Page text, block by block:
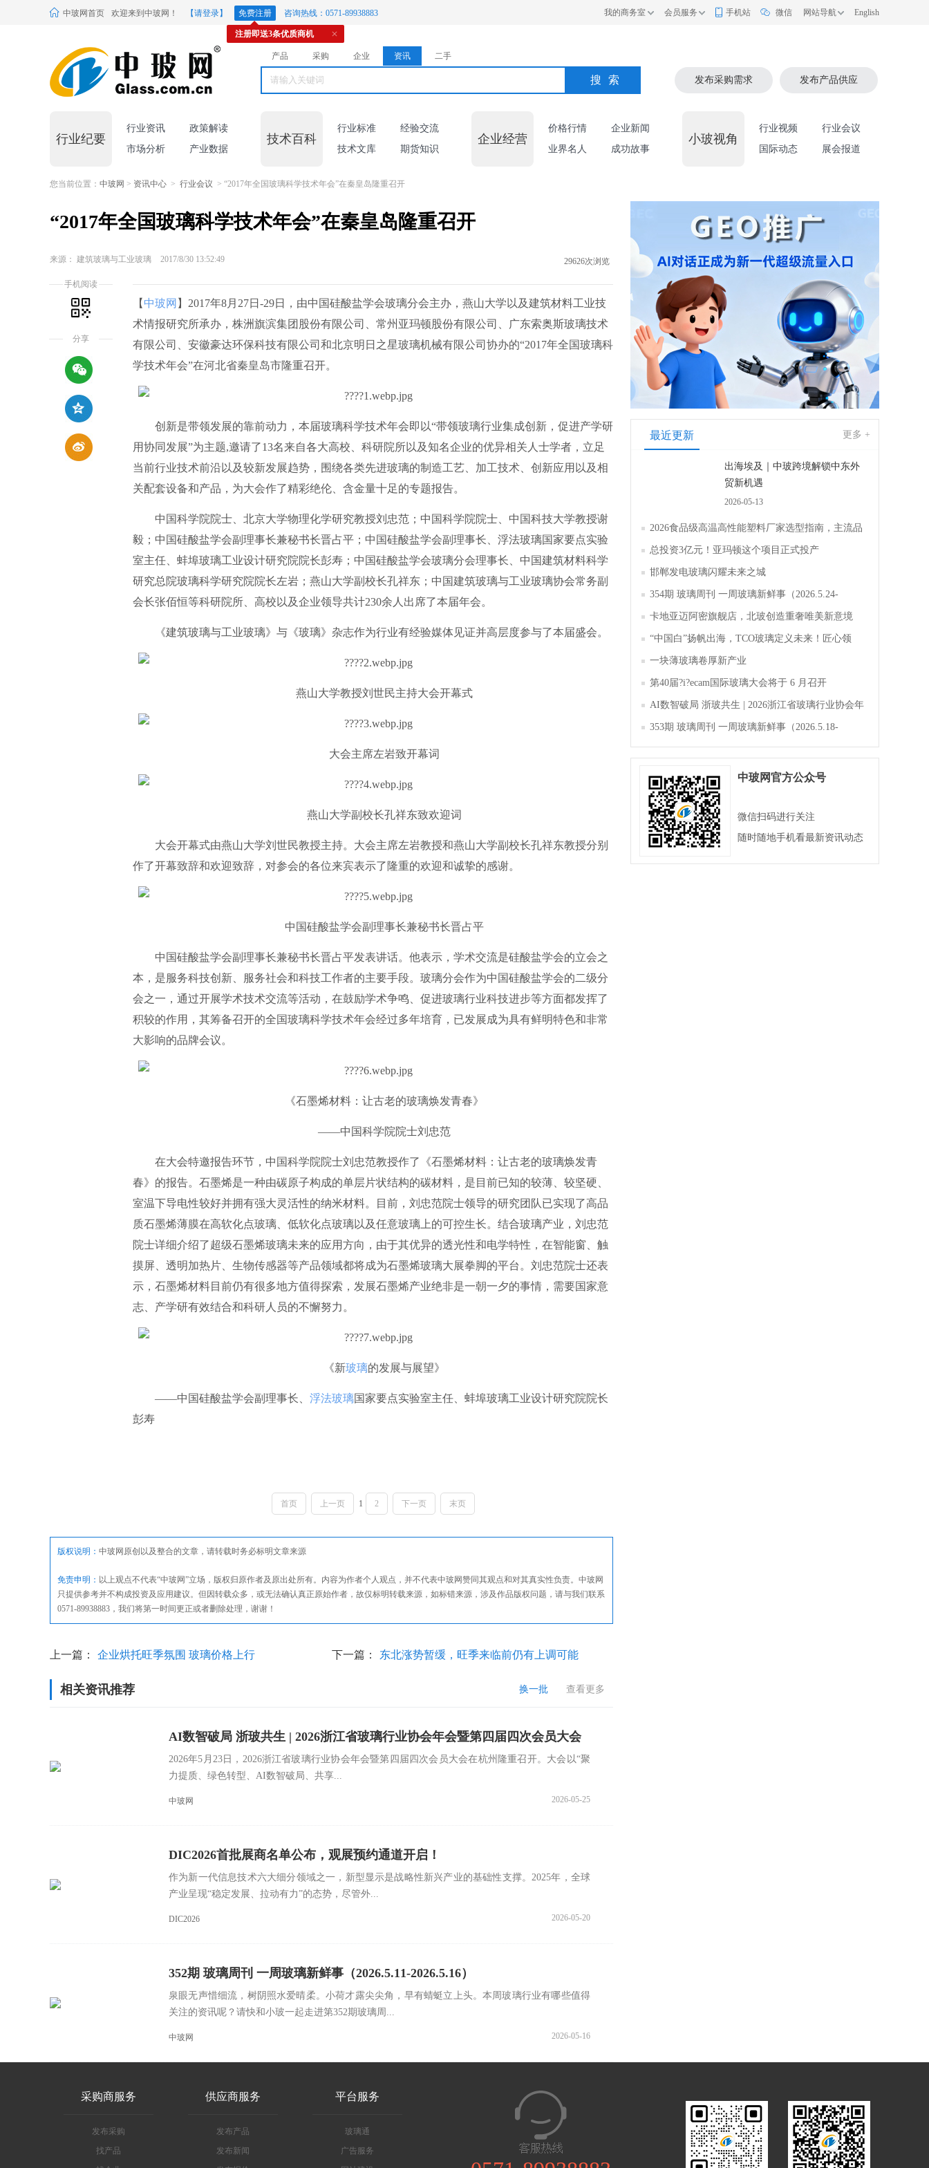
中玻网首页 欢迎来到中玻网！ 【请登录】 免费注册 咨询热线：0571-89938883
注册即送3条优质商机
我的商务室 会员服务 手机站 微信 网站导航 English
产品 采购 企业 资讯 二手
搜索 发布采购需求 发布产品供应
行业纪要
行业资讯
政策解读
市场分析
产业数据
技术百科
行业标准
经验交流
技术文库
期货知识
企业经营
价格行情
企业新闻
业界名人
成功故事
小玻视角
行业视频
行业会议
国际动态
展会报道
您当前位置： 中玻网 > 资讯中心 > 行业会议 > “2017年全国玻璃科学技术年会”在秦皇岛隆重召开
最近更新 更多 +
出海埃及｜中玻跨境解锁中东外
贸新机遇
2026-05-13
2026食品级高温高性能塑料厂家选型指南，主流品
牌全面解析评测
总投资3亿元！亚玛顿这个项目正式投产
邯郸发电玻璃闪耀未来之城
354期 玻璃周刊 一周玻璃新鲜事（2026.5.24-
2026.5.30）
卡地亚迈阿密旗舰店，北玻创造重奢唯美新意境
“中国白”扬帆出海，TCO玻璃定义未来！匠心领
航，淄博新材料产业聚势成峰
一块薄玻璃卷厚新产业
第40届?i?ecam国际玻璃大会将于 6 月召开
AI数智破局 浙玻共生 | 2026浙江省玻璃行业协会年
会暨第四届四次会员大会成功举办
353期 玻璃周刊 一周玻璃新鲜事（2026.5.18-
2026.5.23）
中玻网官方公众号
微信扫码进行关注
随时随地手机看最新资讯动态
手机阅读
分享
“2017年全国玻璃科学技术年会”在秦皇岛隆重召开
来源： 建筑玻璃与工业玻璃 2017/8/30 13:52:49 29626次浏览
【 中玻网 】2017年8月27日-29日，由中国硅酸盐学会玻璃分会主办，燕山大学以及建筑材料工业技
术情报研究所承办，株洲旗滨集团股份有限公司、常州亚玛顿股份有限公司、广东索奥斯玻璃技术
有限公司、安徽豪达环保科技有限公司和北京明日之星玻璃机械有限公司协办的“2017年全国玻璃科
学技术年会”在河北省秦皇岛市隆重召开。
创新是带领发展的靠前动力，本届玻璃科学技术年会即以“带领玻璃行业集成创新，促进产学研
用协同发展”为主题,邀请了13名来自各大高校、科研院所以及知名企业的优异相关人士学者，立足
当前行业技术前沿以及较新发展趋势，围绕各类先进玻璃的制造工艺、加工技术、创新应用以及相
关配套设备和产品，为大会作了精彩绝伦、含金量十足的专题报告。
中国科学院院士、北京大学物理化学研究教授刘忠范；中国科学院院士、中国科技大学教授谢
毅；中国硅酸盐学会副理事长兼秘书长晋占平；中国硅酸盐学会副理事长、浮法玻璃国家要点实验
室主任、蚌埠玻璃工业设计研究院院长彭寿；中国硅酸盐学会玻璃分会理事长、中国建筑材料科学
研究总院玻璃科学研究院院长左岩；燕山大学副校长孔祥东；中国建筑玻璃与工业玻璃协会常务副
会长张佰恒等科研院所、高校以及企业领导共计230余人出席了本届年会。
《建筑玻璃与工业玻璃》与《玻璃》杂志作为行业有经验媒体见证并高层度参与了本届盛会。
燕山大学教授刘世民主持大会开幕式
大会主席左岩致开幕词
燕山大学副校长孔祥东致欢迎词
大会开幕式由燕山大学刘世民教授主持。大会主席左岩教授和燕山大学副校长孔祥东教授分别
作了开幕致辞和欢迎致辞，对参会的各位来宾表示了隆重的欢迎和诚挚的感谢。
中国硅酸盐学会副理事长兼秘书长晋占平
中国硅酸盐学会副理事长兼秘书长晋占平发表讲话。他表示，学术交流是硅酸盐学会的立会之
本，是服务科技创新、服务社会和科技工作者的主要手段。玻璃分会作为中国硅酸盐学会的二级分
会之一，通过开展学术技术交流等活动，在鼓励学术争鸣、促进玻璃行业科技进步等方面都发挥了
积较的作用，其筹备召开的全国玻璃科学技术年会经过多年培育，已发展成为具有鲜明特色和非常
大影响的品牌会议。
《石墨烯材料：让古老的玻璃焕发青春》
——中国科学院院士刘忠范
在大会特邀报告环节，中国科学院院士刘忠范教授作了《石墨烯材料：让古老的玻璃焕发青
春》的报告。石墨烯是一种由碳原子构成的单层片状结构的碳材料，是目前已知的较薄、较坚硬、
室温下导电性较好并拥有强大灵活性的纳米材料。目前，刘忠范院士领导的研究团队已实现了高品
质石墨烯薄膜在高软化点玻璃、低软化点玻璃以及任意玻璃上的可控生长。结合玻璃产业，刘忠范
院士详细介绍了超级石墨烯玻璃未来的应用方向，由于其优异的透光性和电学特性，在智能窗、触
摸屏、透明加热片、生物传感器等产品领域都将成为石墨烯玻璃大展拳脚的平台。刘忠范院士还表
示，石墨烯材料目前仍有很多地方值得探索，发展石墨烯产业绝非是一朝一夕的事情，需要国家意
志、产学研有效结合和科研人员的不懈努力。
《新玻璃的发展与展望》
——中国硅酸盐学会副理事长、 浮法玻璃国家要点实验室主任、蚌埠玻璃工业设计研究院院长
彭寿
首页 上一页 1 2 下一页 末页
版权说明： 中玻网原创以及整合的文章，请转载时务必标明文章来源
免责申明： 以上观点不代表“中玻网”立场，版权归原作者及原出处所有。内容为作者个人观点，并不代表中玻网赞同其观点和对其真实性负责。中玻网
只提供参考并不构成投资及应用建议。但因转载众多，或无法确认真正原始作者，故仅标明转载来源，如标错来源，涉及作品版权问题，请与我们联系
0571-89938883，我们将第一时间更正或者删除处理，谢谢！
上一篇： 企业烘托旺季氛围 玻璃价格上行 下一篇： 东北涨势暂缓，旺季来临前仍有上调可能
相关资讯推荐 查看更多
换一批
AI数智破局 浙玻共生 | 2026浙江省玻璃行业协会年会暨第四届四次会员大会
成功举办
2026年5月23日，2026浙江省玻璃行业协会年会暨第四届四次会员大会在杭州隆重召开。大会以“聚
力提质、绿色转型、AI数智破局、共享...
中玻网 2026-05-25
DIC2026首批展商名单公布，观展预约通道开启！
作为新一代信息技术六大细分领域之一，新型显示是战略性新兴产业的基础性支撑。2025年，全球
产业呈现“稳定发展、拉动有力”的态势，尽管外...
DIC2026 2026-05-20
352期 玻璃周刊 一周玻璃新鲜事（2026.5.11-2026.5.16）
泉眼无声惜细流，树阴照水爱晴柔。小荷才露尖尖角，早有蜻蜓立上头。本周玻璃行业有哪些值得
关注的资讯呢？请快和小玻一起走进第352期玻璃周...
中玻网 2026-05-16
采购商服务
发布采购
找产品
供应商服务
发布产品
发布新闻
平台服务
玻璃通
广告服务